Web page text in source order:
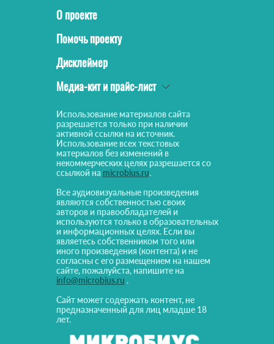
О проекте
Помочь проекту
Дисклеймер
Медиа-кит и прайс-лист
Использование материалов сайта
разрешается только при наличии
активной ссылки на источник.
Использование всех текстовых
материалов без изменений в
некоммерческих целях разрешается со
ссылкой на microbius.ru.
Все аудиовизуальные произведения
являются собственностью своих
авторов и правообладателей и
используются только в образовательных
и информационных целях. Если вы
являетесь собственником того или
иного произведения (контента) и не
согласны с его размещением на нашем
сайте, пожалуйста, напишите на
info@microbius.ru .
Сайт может содержать контент, не
предназначенный для лиц младше 18
лет.